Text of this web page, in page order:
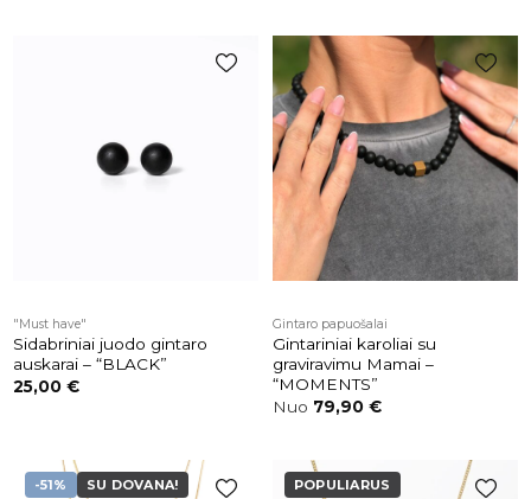
"Must have"
Sidabriniai juodo gintaro
auskarai – “BLACK”
25,00 €
Pridėti į
patikusios
prekės
Gintaro papuošalai
Gintariniai karoliai su
graviravimu Mamai –
“MOMENTS”
Nuo 79,90 €
-51% SU DOVANA! POPULIARUS